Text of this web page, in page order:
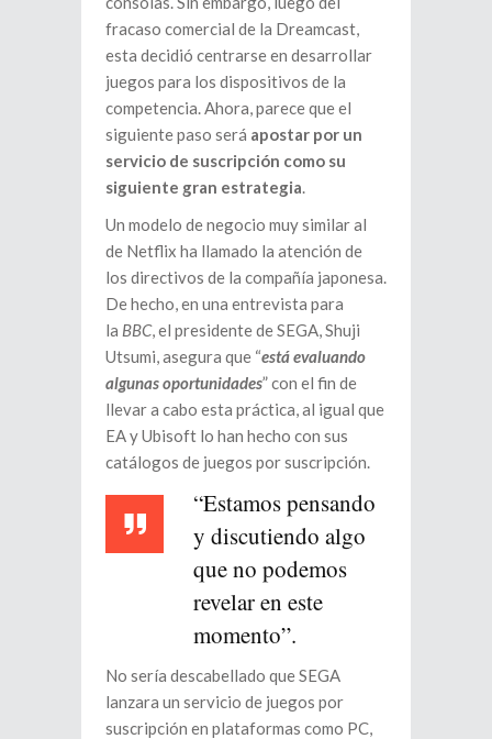
fracaso comercial de la Dreamcast,
esta decidió centrarse en desarrollar
juegos para los dispositivos de la
competencia. Ahora, parece que el
siguiente paso será apostar por un
servicio de suscripción como su
siguiente gran estrategia.
Un modelo de negocio muy similar al
de Netflix ha llamado la atención de
los directivos de la compañía japonesa.
De hecho, en una entrevista para
la BBC, el presidente de SEGA, Shuji
Utsumi, asegura que “está evaluando
algunas oportunidades” con el fin de
llevar a cabo esta práctica, al igual que
EA y Ubisoft lo han hecho con sus
catálogos de juegos por suscripción.
“Estamos pensando
y discutiendo algo
que no podemos
revelar en este
momento”.
No sería descabellado que SEGA
lanzara un servicio de juegos por
suscripción en plataformas como PC,